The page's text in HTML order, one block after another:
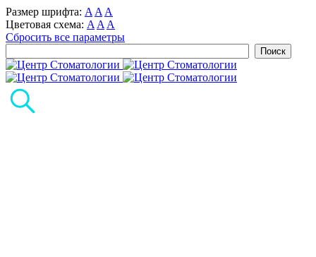
Размер шрифта: A A A
Цветовая схема: A A A
Сбросить все параметры